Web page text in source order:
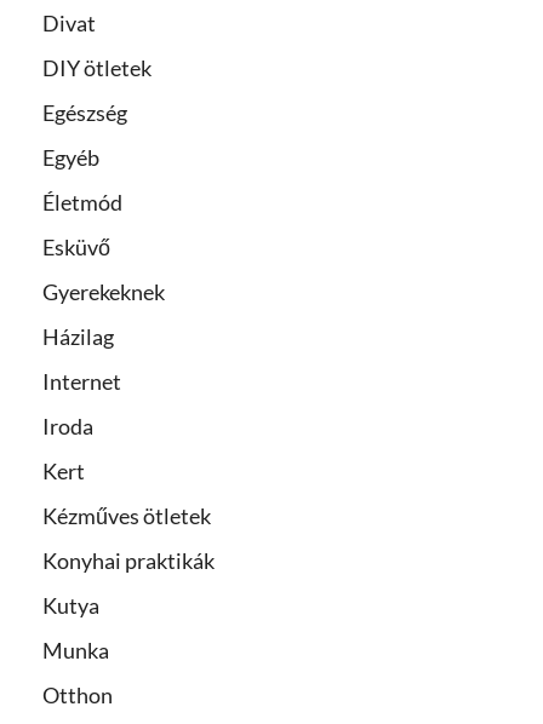
Divat
DIY ötletek
Egészség
Egyéb
Életmód
Esküvő
Gyerekeknek
Házilag
Internet
Iroda
Kert
Kézműves ötletek
Konyhai praktikák
Kutya
Munka
Otthon